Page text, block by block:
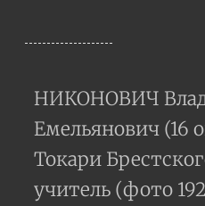
НИКОНОВИЧ
Емельянович (16
Токари
учитель (фото